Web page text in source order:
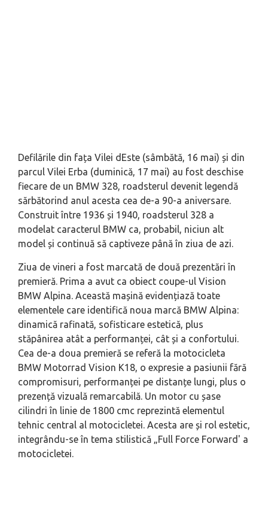
Defilările din fața Vilei dEste (sâmbătă, 16 mai) și din
parcul Vilei Erba (duminică, 17 mai) au fost deschise
fiecare de un BMW 328, roadsterul devenit legendă
sărbătorind anul acesta cea de-a 90-a aniversare.
Construit între 1936 și 1940, roadsterul 328 a
modelat caracterul BMW ca, probabil, niciun alt
model și continuă să captiveze până în ziua de azi.
Ziua de vineri a fost marcată de două prezentări în
premieră. Prima a avut ca obiect coupe-ul Vision
BMW Alpina. Această mașină evidențiază toate
elementele care identifică noua marcă BMW Alpina:
dinamică rafinată, sofisticare estetică, plus
stăpânirea atât a performanței, cât și a confortului.
Cea de-a doua premieră se referă la motocicleta
BMW Motorrad Vision K18, o expresie a pasiunii fără
compromisuri, performanței pe distanțe lungi, plus o
prezență vizuală remarcabilă. Un motor cu șase
cilindri în linie de 1800 cmc reprezintă elementul
tehnic central al motocicletei. Acesta are și rol estetic,
integrându-se în tema stilistică „Full Force Forward' a
motocicletei.